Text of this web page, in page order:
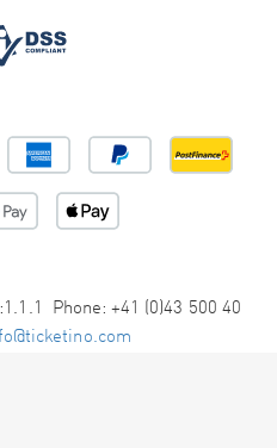
Phone: +41 (0)43 500 40